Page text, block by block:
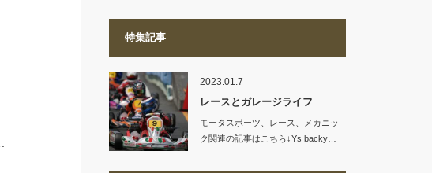
特集記事
2023.01.7
レースとガレージライフ
モータスポーツ、レース、メカニッ
ク関連の記事はこちら↓Ys backy…